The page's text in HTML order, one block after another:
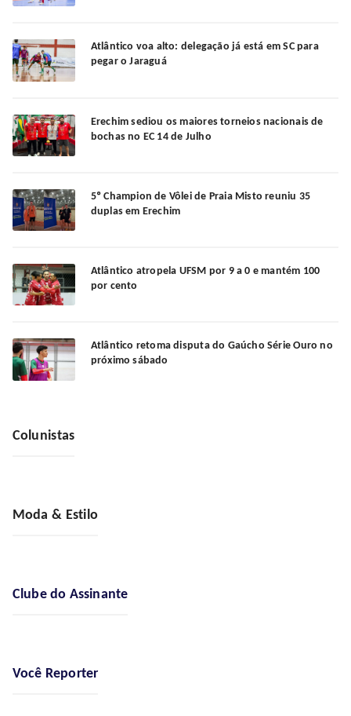
Atlântico voa alto: delegação já está em SC para
pegar o Jaraguá
Erechim sediou os maiores torneios nacionais de
bochas no EC 14 de Julho
5º Champion de Vôlei de Praia Misto reuniu 35
duplas em Erechim
Atlântico atropela UFSM por 9 a 0 e mantém 100
por cento
Atlântico retoma disputa do Gaúcho Série Ouro no
próximo sábado
Colunistas
Moda & Estilo
Clube do Assinante
Você Reporter